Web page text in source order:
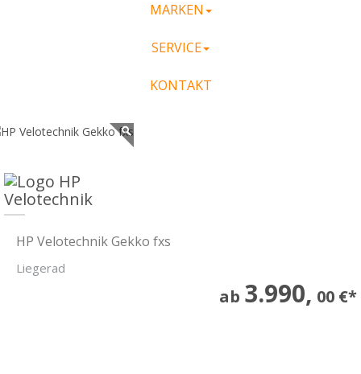
MARKEN
SERVICE
KONTAKT
HP Velotechnik Gekko fxs
Liegerad
ab 3.990, 00 €*